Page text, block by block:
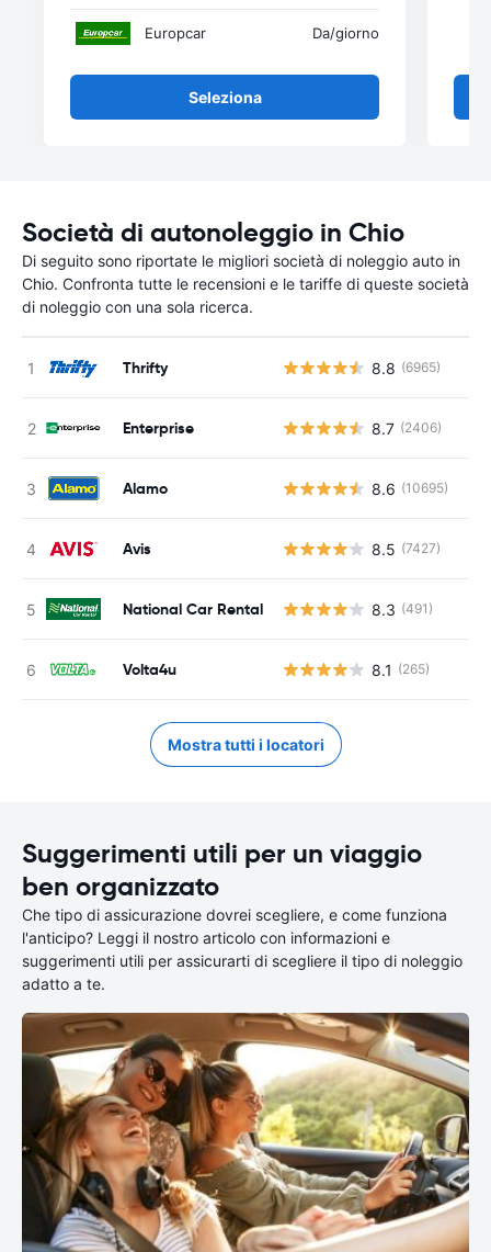
Europcar Da/giorno
Seleziona
Società di autonoleggio in Chio
Di seguito sono riportate le migliori società di noleggio auto in
Chio. Confronta tutte le recensioni e le tariffe di queste società
di noleggio con una sola ricerca.
Thrifty 8.8 (6965)
Enterprise 8.7 (2406)
Alamo 8.6 (10695)
Avis 8.5 (7427)
National Car Rental 8.3 (491)
Volta4u 8.1 (265)
Mostra tutti i locatori
Suggerimenti utili per un viaggio
ben organizzato
Che tipo di assicurazione dovrei scegliere, e come funziona
l'anticipo? Leggi il nostro articolo con informazioni e
suggerimenti utili per assicurarti di scegliere il tipo di noleggio
adatto a te.